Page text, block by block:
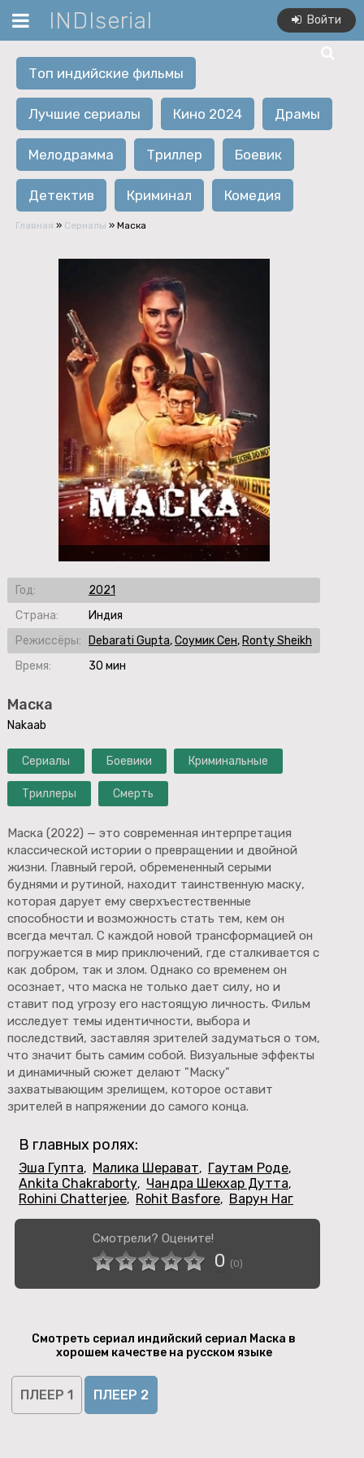
INDIserial Войти
Топ индийские фильмы
Лучшие сериалы Кино 2024 Драмы
Мелодрамма Триллер Боевик
Детектив Криминал Комедия
Главная » Сериалы » Маска
Маска
Nakaab
Сериалы Боевики Криминальные
Триллеры Смерть
Маска (2022) — это современная интерпретация
классической истории о превращении и двойной
жизни. Главный герой, обремененный серыми
буднями и рутиной, находит таинственную маску,
которая дарует ему сверхъестественные
способности и возможность стать тем, кем он
всегда мечтал. С каждой новой трансформацией он
погружается в мир приключений, где сталкивается с
как добром, так и злом. Однако со временем он
осознает, что маска не только дает силу, но и
ставит под угрозу его настоящую личность. Фильм
исследует темы идентичности, выбора и
последствий, заставляя зрителей задуматься о том,
что значит быть самим собой. Визуальные эффекты
и динамичный сюжет делают "Маску"
захватывающим зрелищем, которое оставит
зрителей в напряжении до самого конца.
Год:
2021
Страна:
Индия
Режиссёры:
Debarati Gupta,Соумик Сен, Ronty Sheikh
Время:
30 мин
В главных ролях:
Эша Гупта, Малика Шерават, Гаутам Роде,
Ankita Chakraborty, Чандра Шекхар Дутта,
Rohini Chatterjee, Rohit Basfore, Варун Наг
Смотрели? Оцените!
0 (0)
Смотреть сериал индийский сериал Маска в
хорошем качестве на русском языке
ПЛЕЕР 1 ПЛЕЕР 2